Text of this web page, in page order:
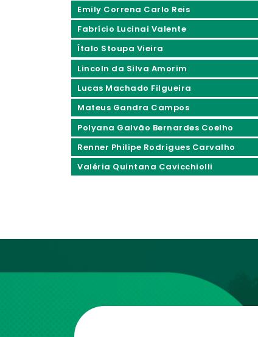
Emily Correna Carlo Reis
Fabrício Lucinai Valente
Ítalo Stoupa Vieira
Lincoln da Silva Amorim
Lucas Machado Filgueira
Mateus Gandra Campos
Polyana Galvão Bernardes Coelho
Renner Philipe Rodrigues Carvalho
Valéria Quintana Cavicchiolli